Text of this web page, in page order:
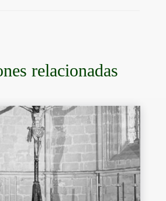
relacionadas